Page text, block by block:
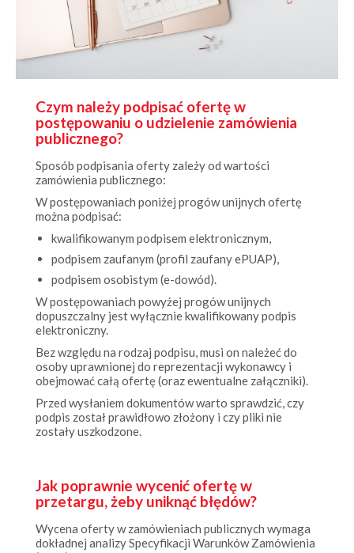
postępowaniu o udzielenie zamówienia
publicznego?
Sposób podpisania oferty zależy od wartości
zamówienia publicznego:
W postępowaniach poniżej progów unijnych ofertę
można podpisać:
kwalifikowanym podpisem elektronicznym,
podpisem zaufanym (profil zaufany ePUAP),
podpisem osobistym (e-dowód).
W postępowaniach powyżej progów unijnych
dopuszczalny jest wyłącznie kwalifikowany podpis
elektroniczny.
Bez względu na rodzaj podpisu, musi on należeć do
osoby uprawnionej do reprezentacji wykonawcy i
obejmować całą ofertę (oraz ewentualne załączniki).
Przed wysłaniem dokumentów warto sprawdzić, czy
podpis został prawidłowo złożony i czy pliki nie
zostały uszkodzone.
przetargu, żeby uniknąć błędów?
Wycena oferty w zamówieniach publicznych wymaga
dokładnej analizy Specyfikacji Warunków Zamówienia
(SWZ).